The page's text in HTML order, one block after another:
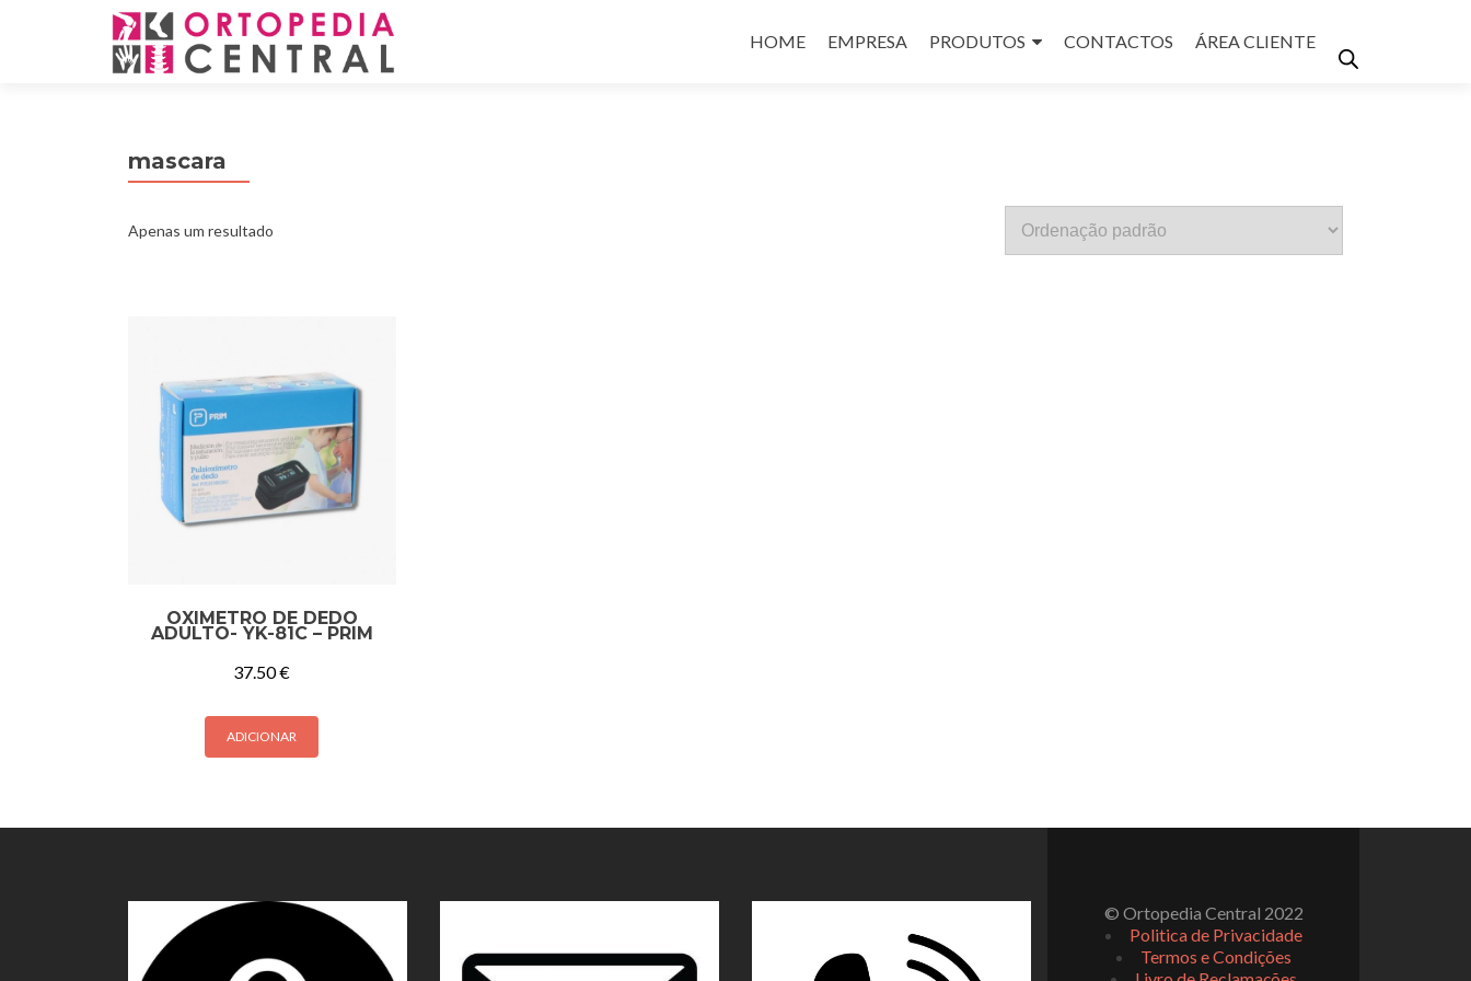
para
HOME EMPRESA PRODUTOS CONTACTOS ÁREA CLIENTE
mascara
Apenas um resultado
OXIMETRO DE DEDO
ADULTO- YK-81C – PRIM
37.50€
ADICIONAR
© Ortopedia Central 2022
Politica de Privacidade
Termos e Condições